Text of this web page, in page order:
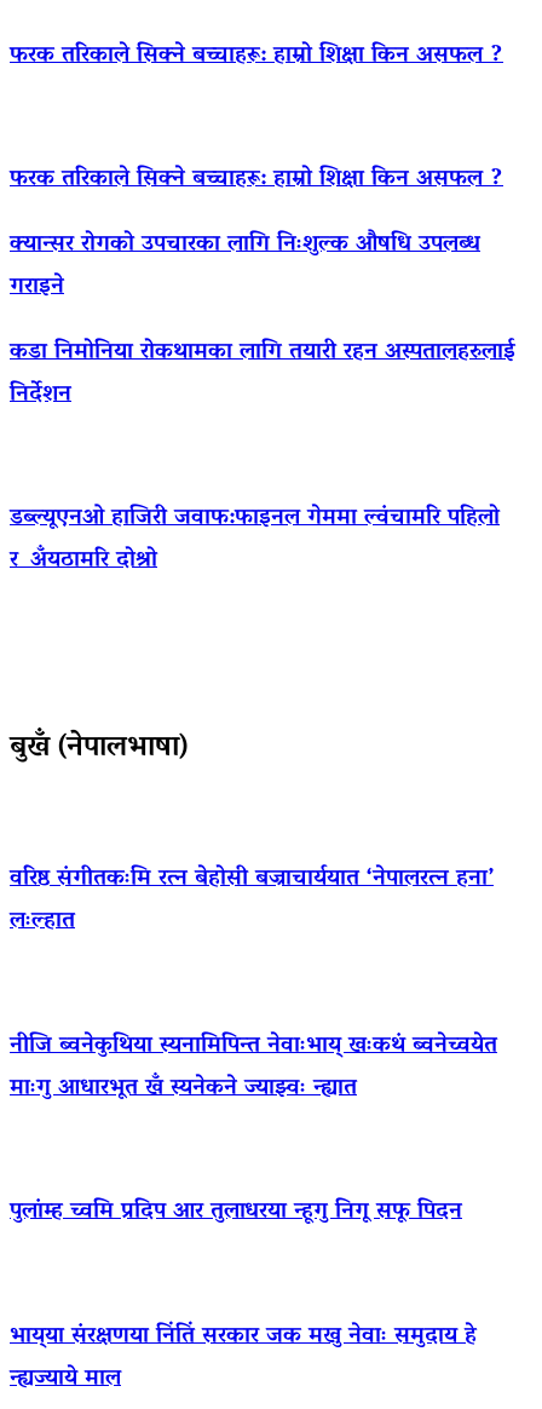
फरक तरिकाले सिक्ने बच्चाहरू: हाम्रो शिक्षा किन असफल ?
फरक तरिकाले सिक्ने बच्चाहरू: हाम्रो शिक्षा किन असफल ?
क्यान्सर रोगको उपचारका लागि निःशुल्क औषधि उपलब्ध
गराइने
कडा निमोनिया रोकथामका लागि तयारी रहन अस्पतालहरुलाई
निर्देशन
डब्ल्यूएनओ हाजिरी जवाफ:फाइनल गेममा ल्वंचामरि पहिलो
र अँयठामरि दोश्रो
बुखँ (नेपालभाषा)
वरिष्ठ संगीतकःमि रत्न बेहोसी बज्राचार्ययात ‘नेपालरत्न हना’
लःल्हात
नीजि ब्वनेकुथिया स्यनामिपिन्त नेवाःभाय् खःकथं ब्वनेच्वयेत
माःगु आधारभूत खँ स्यनेकने ज्याझ्वः न्ह्यात
पुलांम्ह च्वमि प्रदिप आर तुलाधरया न्हूगु निगू सफू पिदन
भाय्‌या संरक्षणया निंतिं सरकार जक मखु नेवाः समुदाय हे
न्ह्यज्याये माल